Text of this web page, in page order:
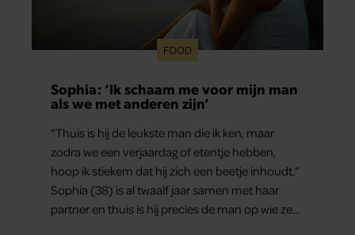
FOOD
Sophia: ‘Ik schaam me voor mijn man
als we met anderen zijn’
“Thuis is hij de leukste man die ik ken, maar
zodra we een verjaardag of etentje hebben,
hoop ik stiekem dat hij zich een beetje inhoudt.”
Sophia (38) is al twaalf jaar samen met haar
partner en thuis is hij precies de man op wie ze